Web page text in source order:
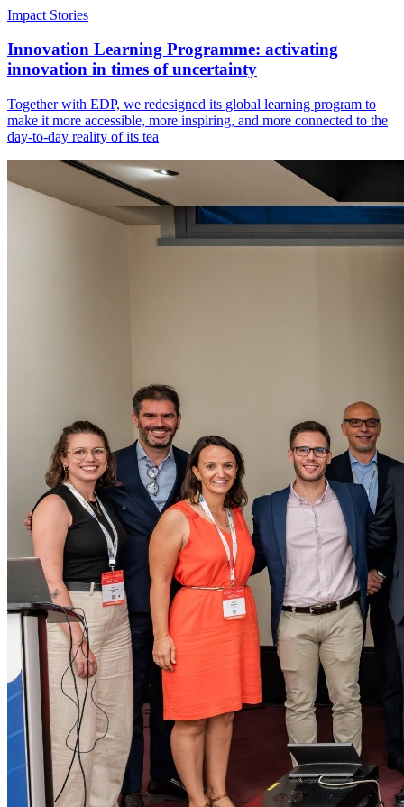
Impact Stories
Innovation Learning Programme: activating
innovation in times of uncertainty
Together with EDP, we redesigned its global learning program to
make it more accessible, more inspiring, and more connected to the
day-to-day reality of its tea